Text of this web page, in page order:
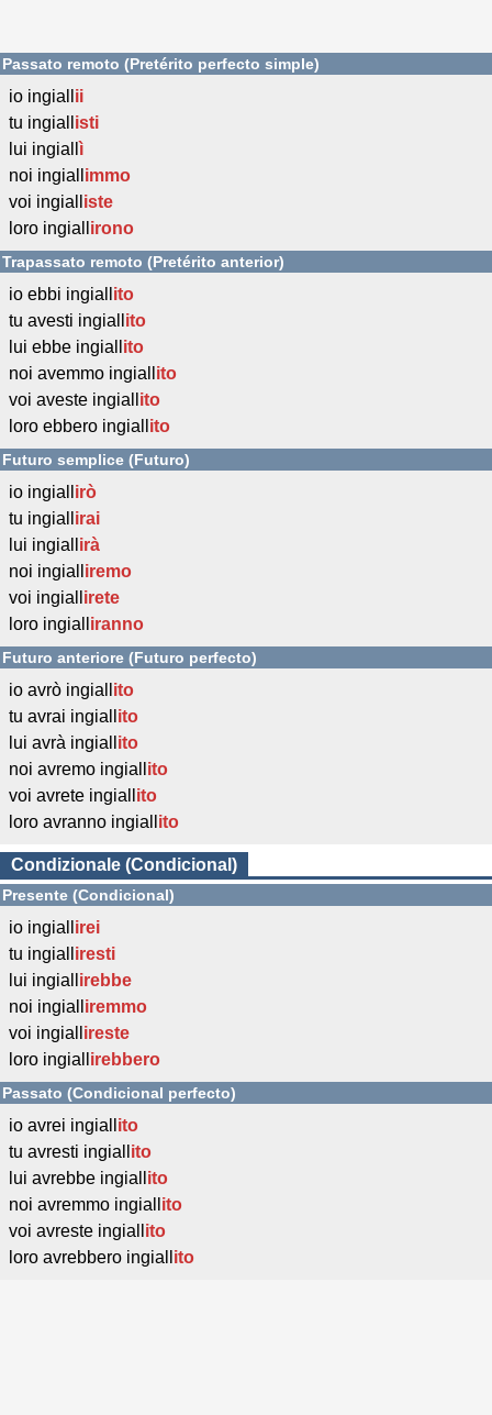
Passato remoto (Pretérito perfecto simple)
io ingiall ii
tu ingiall isti
lui ingiall ì
noi ingiall immo
voi ingiall iste
loro ingiall irono
Trapassato remoto (Pretérito anterior)
io ebbi ingiall ito
tu avesti ingiall ito
lui ebbe ingiall ito
noi avemmo ingiall ito
voi aveste ingiall ito
loro ebbero ingiall ito
Futuro semplice (Futuro)
io ingiall irò
tu ingiall irai
lui ingiall irà
noi ingiall iremo
voi ingiall irete
loro ingiall iranno
Futuro anteriore (Futuro perfecto)
io avrò ingiall ito
tu avrai ingiall ito
lui avrà ingiall ito
noi avremo ingiall ito
voi avrete ingiall ito
loro avranno ingiall ito
Condizionale (Condicional)
Presente (Condicional)
io ingiall irei
tu ingiall iresti
lui ingiall irebbe
noi ingiall iremmo
voi ingiall ireste
loro ingiall irebbero
Passato (Condicional perfecto)
io avrei ingiall ito
tu avresti ingiall ito
lui avrebbe ingiall ito
noi avremmo ingiall ito
voi avreste ingiall ito
loro avrebbero ingiall ito